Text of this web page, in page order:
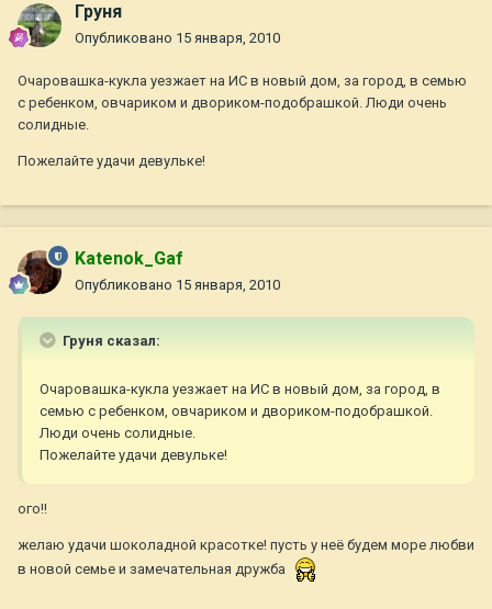
Груня
Опубликовано 15 января, 2010
Очаровашка-кукла уезжает на ИС в новый дом, за город, в семью
с ребенком, овчариком и двориком-подобрашкой. Люди очень
солидные.
Пожелайте удачи девульке!
Katenok_Gaf
Опубликовано 15 января, 2010
Груня сказал:
Очаровашка-кукла уезжает на ИС в новый дом, за город, в
семью с ребенком, овчариком и двориком-подобрашкой.
Люди очень солидные.
Пожелайте удачи девульке!
ого!!
желаю удачи шоколадной красотке! пусть у неё будем море любви
в новой семье и замечательная дружба